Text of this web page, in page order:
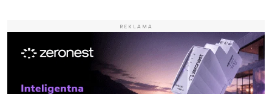
REKLAMA